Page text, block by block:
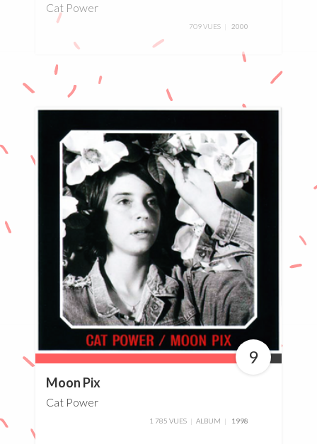
Cat Power
709 VUES 2000
9
Moon Pix
Cat Power
1 785 VUES ALBUM 1998